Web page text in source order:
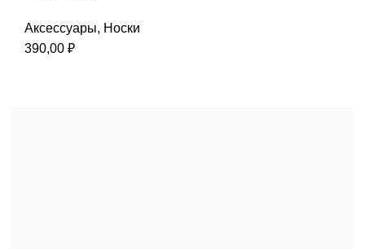
Аксессуары, Носки
390,00 ₽